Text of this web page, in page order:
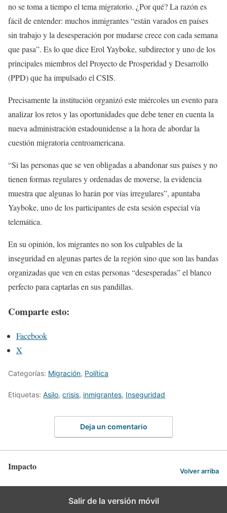
no se toma a tiempo el tema migratorio. ¿Por qué? La razón es
fácil de entender: muchos inmigrantes “están varados en países
sin trabajo y la desesperación por mudarse crece con cada semana
que pasa”. Es lo que dice Erol Yayboke, subdirector y uno de los
principales miembros del Proyecto de Prosperidad y Desarrollo
(PPD) que ha impulsado el CSIS.
Precisamente la institución organizó este miércoles un evento para
analizar los retos y las oportunidades que debe tener en cuenta la
nueva administración estadounidense a la hora de abordar la
cuestión migratoria centroamericana.
“Si las personas que se ven obligadas a abandonar sus países y no
tienen formas regulares y ordenadas de moverse, la evidencia
muestra que algunas lo harán por vías irregulares”, apuntaba
Yayboke, uno de los participantes de esta sesión especial vía
telemática.
En su opinión, los migrantes no son los culpables de la
inseguridad en algunas partes de la región sino que son las bandas
organizadas que ven en estas personas “desesperadas” el blanco
perfecto para captarlas en sus pandillas.
Comparte esto:
Facebook
X
Categorías: Migración, Política
Etiquetas: Asilo, crisis, inmigrantes, Inseguridad
Deja un comentario
Impacto Volver arriba
Salir de la versión móvil